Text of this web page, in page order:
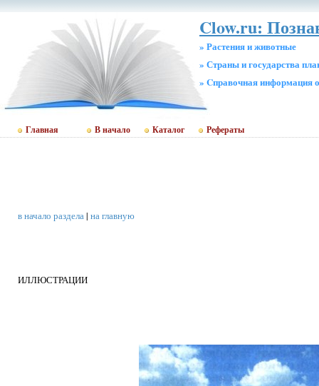
Clow.ru:
» Растения и животные
» Страны и государства
» Cправочная информация
Главная В начало Каталог Рефераты
в начало раздела| на главную
ИЛЛЮСТРАЦИИ